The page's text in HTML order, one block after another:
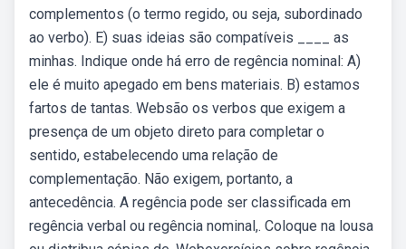
complementos (o termo regido, ou seja, subordinado
ao verbo). E) suas ideias são compatíveis ____ as
minhas. Indique onde há erro de regência nominal: A)
ele é muito apegado em bens materiais. B) estamos
fartos de tantas. Websão os verbos que exigem a
presença de um objeto direto para completar o
sentido, estabelecendo uma relação de
complementação. Não exigem, portanto, a
antecedência. A regência pode ser classificada em
regência verbal ou regência nominal,. Coloque na lousa